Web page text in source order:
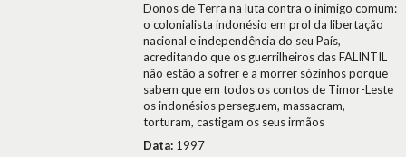
Donos de Terra na luta contra o inimigo comum:
o colonialista indonésio em prol da libertação
nacional e independência do seu País,
acreditando que os guerrilheiros das FALINTIL
não estão a sofrer e a morrer sózinhos porque
sabem que em todos os contos de Timor-Leste
os indonésios perseguem, massacram,
torturam, castigam os seus irmãos
Data: 1997